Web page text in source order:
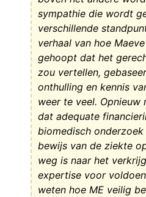
sympathie die wordt
verschillende
verhaal van hoe
gehoopt dat het
zou vertellen,
onthulling en kennis
weer te veel.
dat adequate
biomedisch
bewijs van de ziekte
weg is naar het
expertise voor
weten hoe ME veilig